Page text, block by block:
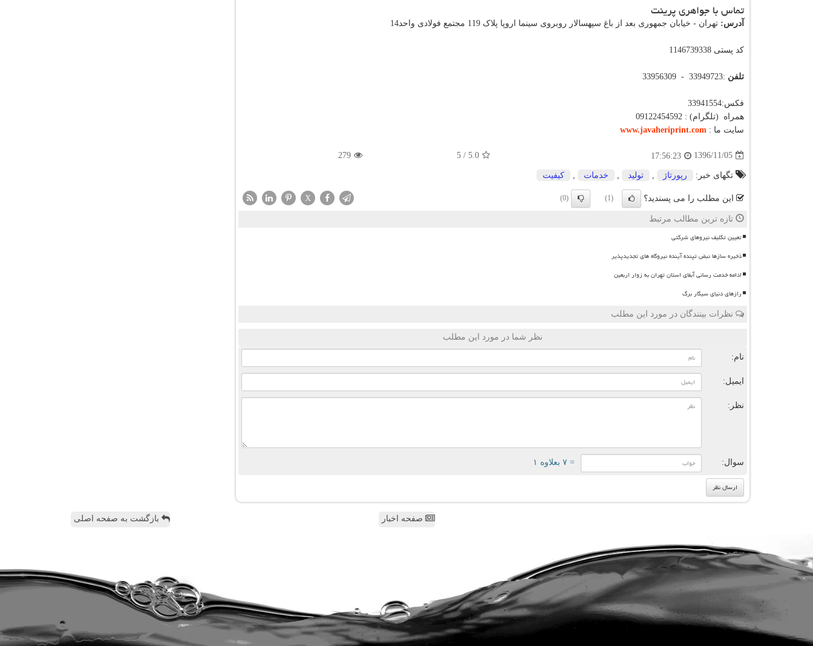
تماس با جواهری پرینت
آدرس: تهران - خیابان جمهوری بعد از باغ سپهسالار روبروی سینما اروپا پلاک 119 مجتمع فولادی واحد14
کد پستی 1146739338
تلفن :33949723 - 33956309
فکس:33941554
همراه (تلگرام) : 09122454592
سایت ما : www.javaheriprint.com
1396/11/05
17:56:23
5.0
/
5
279
تگهای خبر: رپورتاژ تولید خدمات كیفیت
این مطلب را می پسندید؟ (1)
(0)
X
تازه ترین مطالب مرتبط
تعیین تکلیف نیروهای شرکتی
ذخیره سازها نبض تپنده آینده نیروگاه های تجدیدپذیر
ادامه خدمت رسانی آبفای استان تهران به زوار اربعین
رازهای دنیای سیگار برگ
نظرات بینندگان در مورد این مطلب
نظر شما در مورد این مطلب
نام:
ایمیل:
نظر:
سوال: = ۷ بعلاوه ۱
صفحه اخبار بازگشت به صفحه اصلی